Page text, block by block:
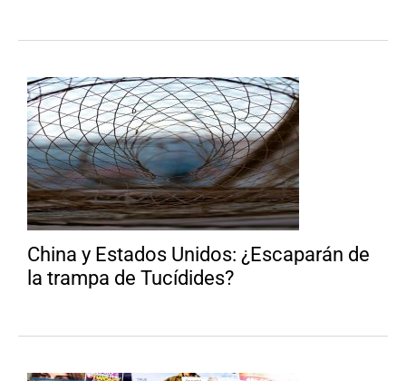
China y Estados Unidos: ¿Escaparán de
la trampa de Tucídides?